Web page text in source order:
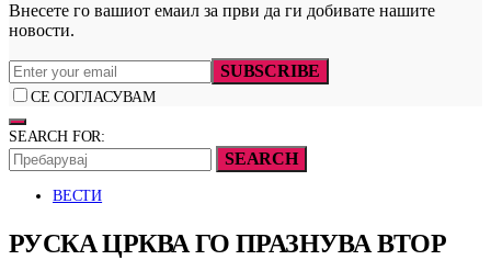
Внесете го вашиот емаил за први да ги добивате нашите
новости.
SUBSCRIBE
СЕ СОГЛАСУВАМ
SEARCH FOR:
SEARCH
ВЕСТИ
РУСКА ЦРКВА ГО ПРАЗНУВА ВТОР